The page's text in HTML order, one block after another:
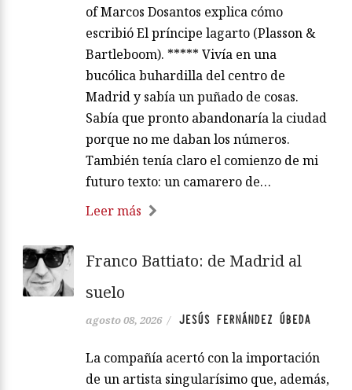
of Marcos Dosantos explica cómo
escribió El príncipe lagarto (Plasson &
Bartleboom). ***** Vivía en una
bucólica buhardilla del centro de
Madrid y sabía un puñado de cosas.
Sabía que pronto abandonaría la ciudad
porque no me daban los números.
También tenía claro el comienzo de mi
futuro texto: un camarero de…
Leer más
Franco Battiato: de Madrid al
suelo
agosto 08, 2026 / JESÚS FERNÁNDEZ ÚBEDA
La compañía acertó con la importación
de un artista singularísimo que, además,